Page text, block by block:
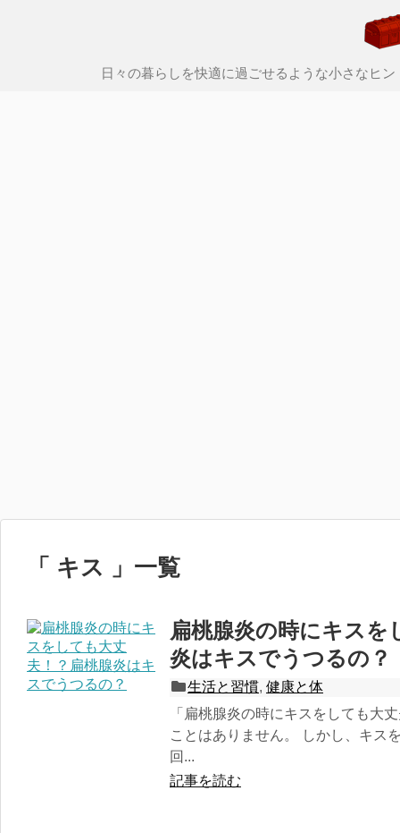
日々の暮らしを快適に過ごせるような小さなヒ
「 キス 」一覧
扁桃腺炎の時にキスを
炎はキスでうつるの？
生活と習慣, 健康と体
「扁桃腺炎の時にキスをしても大
ことはありません。 しかし、キス
回...
記事を読む